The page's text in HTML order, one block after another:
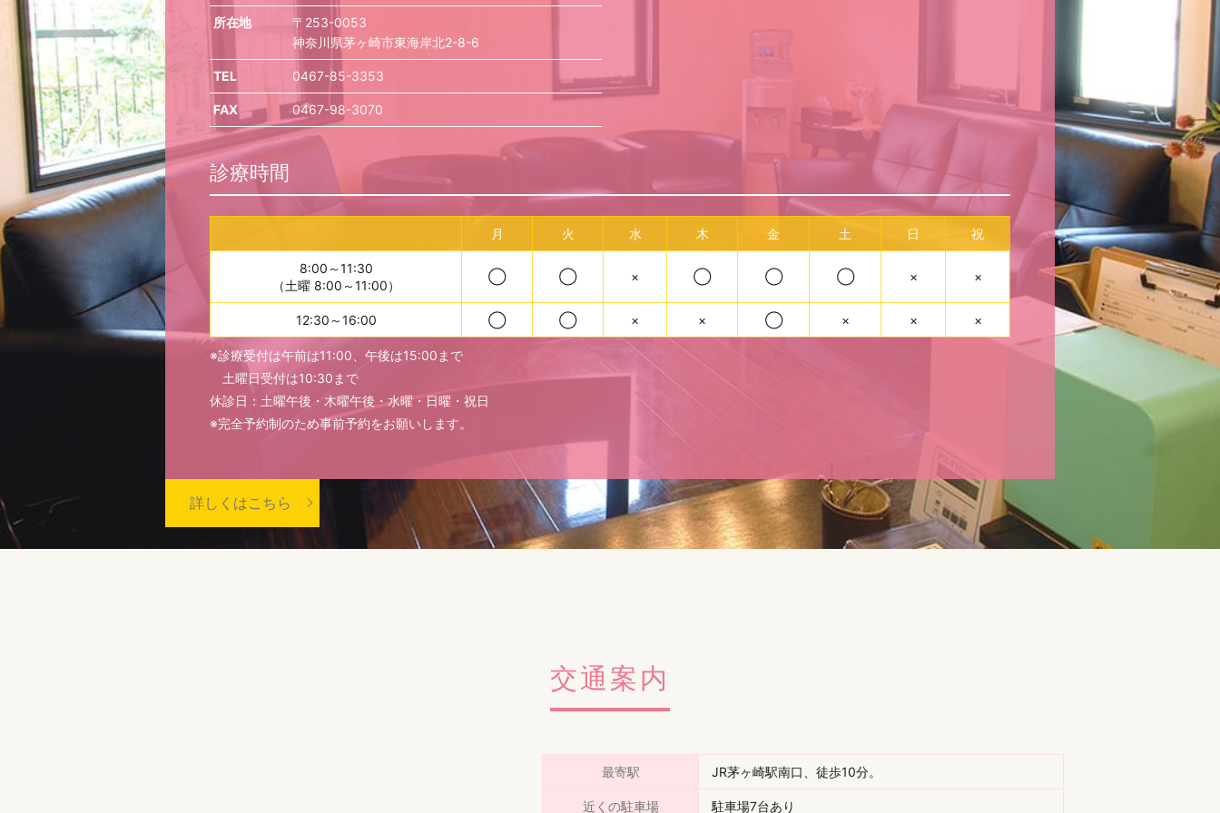
所在地
〒253-0053
神奈川県茅ヶ崎市東海岸北2-8-6
TEL 0467-85-3353
FAX 0467-98-3070
診療時間
月 火 水 木 金 土 日 祝
8:00～11:30
（土曜 8:00～11:00）
◯ ◯ × ◯ ◯ ◯ × ×
12:30～16:00 ◯ ◯ × × ◯ × × ×
※診療受付は午前は11:00、午後は15:00まで
土曜日受付は10:30まで
休診日：土曜午後・木曜午後・水曜・日曜・祝日
※完全予約制のため事前予約をお願いします。
詳しくはこちら
交通案内
最寄駅 JR茅ヶ崎駅南口、徒歩10分。
近くの駐車場 駐車場7台あり